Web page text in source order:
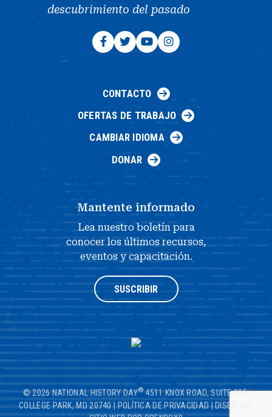
descubrimiento del pasado
CONTACTO
OFERTAS DE TRABAJO
CAMBIAR IDIOMA
DONAR
Mantente informado
Lea nuestro boletín para
conocer los últimos recursos,
eventos y capacitación.
SUSCRIBIR
© 2026 NATIONAL HISTORY DAY® 4511 KNOX ROAD, SUITE 205,
COLLEGE PARK, MD 20740|POLÍTICA DE PRIVACIDAD|DISEÑO DE